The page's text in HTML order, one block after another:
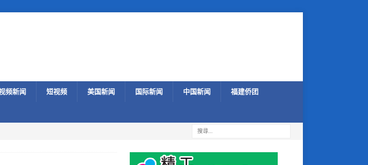
频新闻 短视频 美国新闻 国际新闻 中国新闻 福建侨团